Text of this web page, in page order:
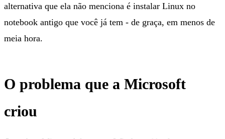
alternativa que ela não menciona é instalar Linux no
notebook antigo que você já tem - de graça, em menos de
meia hora.
O problema que a Microsoft
criou